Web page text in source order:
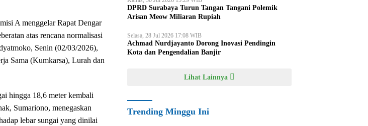
A menggelar Rapat Dengar
atas rencana normalisasi
Senin (02/03/2026),
Sama (Kumkarsa), Lurah dan
hingga 18,6 meter kembali
Sumariono, menegaskan
lebar sungai yang dinilai
DPRD Surabaya Turun Tangan Tangani Polemik
Arisan Meow Miliaran Rupiah
Selasa, 28 Jul 2026 17:08 WIB
Achmad Nurdjayanto Dorong Inovasi Pendingin
Kota dan Pengendalian Banjir
Lihat Lainnya
Trending Minggu Ini